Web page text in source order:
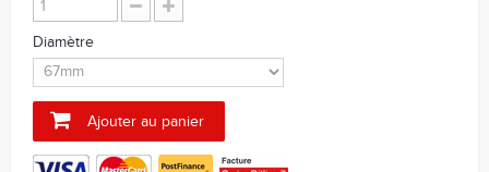
Diamètre
Ajouter au panier